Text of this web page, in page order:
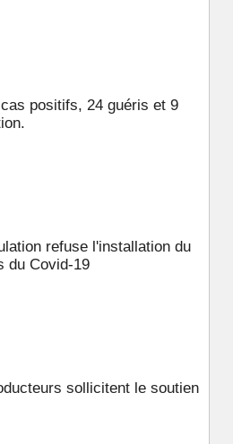
positifs, 24 guéris et 9
refuse l'installation du
du Covid-19
sollicitent le soutien